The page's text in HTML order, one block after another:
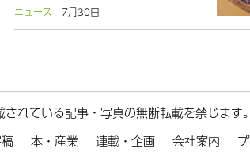
ニュース
7月30日
れている記事・写真の無断転載を禁じます
本・産業 連載・企画 会社案内